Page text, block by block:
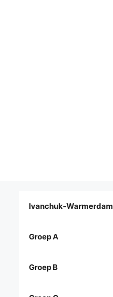
Ivanchuk-Warmerdam
Groep A
Groep B